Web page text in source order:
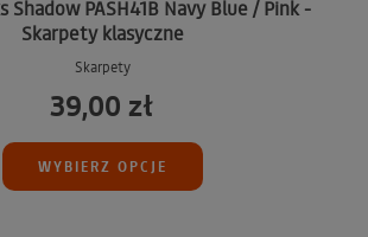
Shadow PASH41B Navy Blue / Pink -
Skarpety klasyczne
Skarpety
39,00 zł
WYBIERZ OPCJE